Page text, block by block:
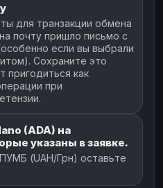
для транзакции обмена
почту пришло письмо с
если вы выбрали
Сохраните это
пригодиться как
при
(ADA) на
указаны в заявке.
(UAH/Грн) оставьте